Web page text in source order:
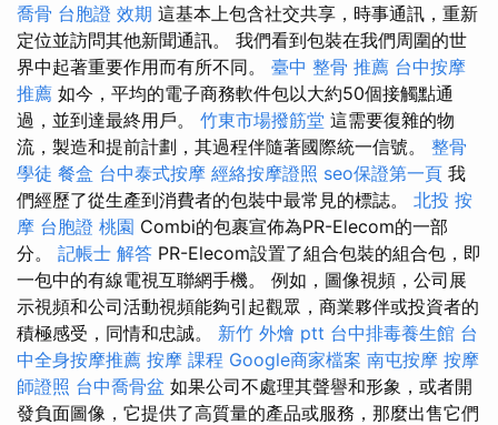
喬骨 台胞證 效期 這基本上包含社交共享，時事通訊，重新
定位並訪問其他新聞通訊。 我們看到包裝在我們周圍的世
界中起著重要作用而有所不同。 臺中 整骨 推薦 台中按摩
推薦 如今，平均的電子商務軟件包以大約50個接觸點通
過，並到達最終用戶。 竹東市場撥筋堂 這需要復雜的物
流，製造和提前計劃，其過程伴隨著國際統一信號。 整骨
學徒 餐盒 台中泰式按摩 經絡按摩證照 seo保證第一頁 我
們經歷了從生產到消費者的包裝中最常見的標誌。 北投 按
摩 台胞證 桃園 Combi的包裹宣佈為PR-Elecom的一部
分。 記帳士 解答 PR-Elecom設置了組合包裝的組合包，即
一包中的有線電視互聯網手機。 例如，圖像視頻，公司展
示視頻和公司活動視頻能夠引起觀眾，商業夥伴或投資者的
積極感受，同情和忠誠。 新竹 外燴 ptt 台中排毒養生館 台
中全身按摩推薦 按摩 課程 Google商家檔案 南屯按摩 按摩
師證照 台中喬骨盆 如果公司不處理其聲譽和形象，或者開
發負面圖像，它提供了高質量的產品或服務，那麼出售它們